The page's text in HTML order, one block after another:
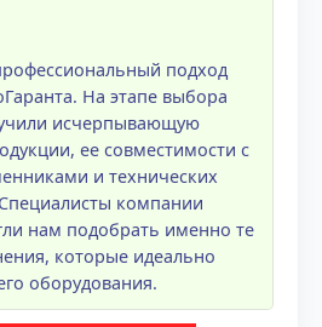
подход
На этапе выбора
исчерпывающую
ее совместимости с
и технических
компании
нам подобрать именно те
которые идеально
оборудования.